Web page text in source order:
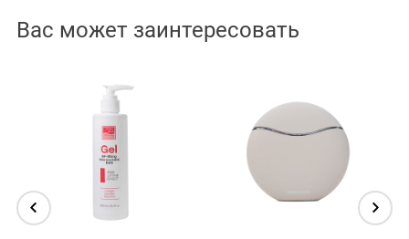
Вас может заинтересовать